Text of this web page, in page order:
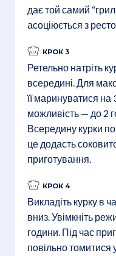
дає той самий
асоціюється з
КРОК 3
Ретельно натріть
всередині. Для
її маринуватися
можливість — до 2
Всередину курки
це додасть
приготування.
КРОК 4
Викладіть курку в
вниз. Увімкніть
години. Під час
повільно томитися